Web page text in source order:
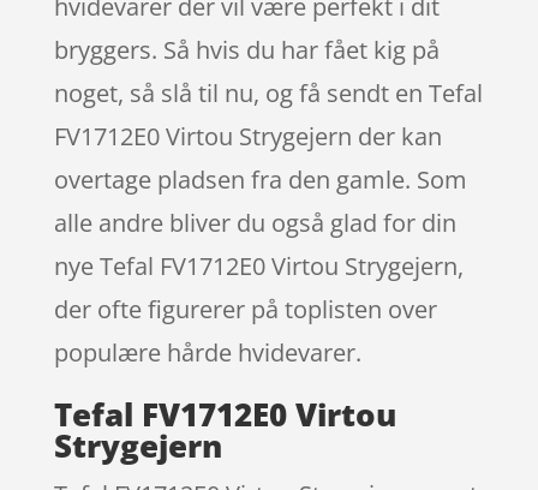
bryggers. Så hvis du har fået kig på
noget, så slå til nu, og få sendt en Tefal
FV1712E0 Virtou Strygejern der kan
overtage pladsen fra den gamle. Som
alle andre bliver du også glad for din
nye Tefal FV1712E0 Virtou Strygejern,
der ofte figurerer på toplisten over
populære hårde hvidevarer.
Tefal FV1712E0 Virtou
Strygejern